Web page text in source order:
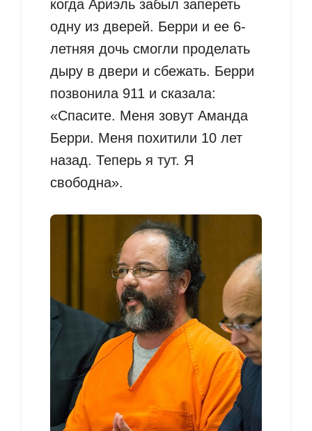
когда Ариэль забыл запереть
одну из дверей. Берри и ее 6-
летняя дочь смогли проделать
дыру в двери и сбежать. Берри
позвонила 911 и сказала:
«Спасите. Меня зовут Аманда
Берри. Меня похитили 10 лет
назад. Теперь я тут. Я
свободна».